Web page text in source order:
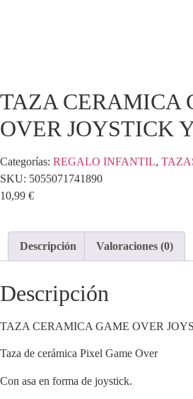
TAZA CERAMICA
OVER JOYSTICK
Categorías: REGALO INFANTIL,
SKU: 5055071741890
10,99 €
Descripción Valoraciones (0)
Descripción
TAZA CERAMICA GAME OVER
Taza de cerámica Pixel Game Over
Con asa en forma de joystick.